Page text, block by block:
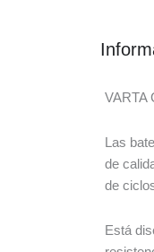
VARTA
Las
de
de
Está